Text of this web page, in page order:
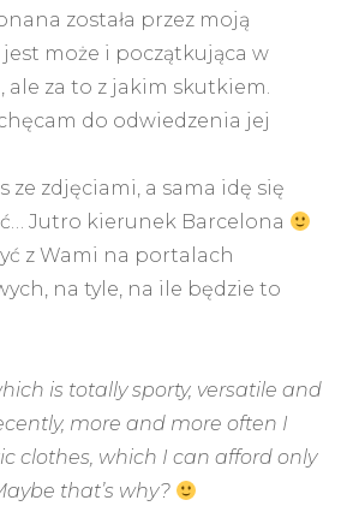
została przez moją
może i początkująca w
za to z jakim skutkiem.
do odwiedzenia jej
ze zdjęciami, a sama idę się
Jutro kierunek Barcelona
z Wami na portalach
na tyle, na ile będzie to
is totally sporty, versatile and
more and more often I
clothes, which I can afford only
that’s why?